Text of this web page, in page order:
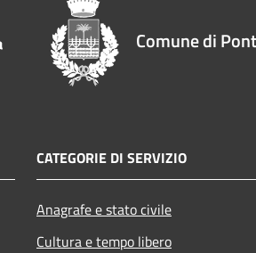
Comune di
CATEGORIE DI SERVIZIO
Anagrafe e stato civile
Cultura e tempo libero